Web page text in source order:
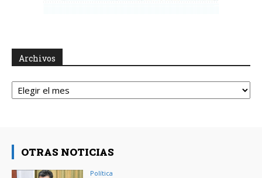
Archivos
Archivos
OTRAS NOTICIAS
Política